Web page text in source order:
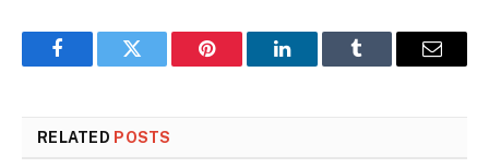
FacebookTwitter Pinterest LinkedInTumblr Email
RELATED POSTS